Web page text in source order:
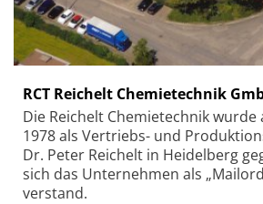
RCT Reichelt Chemietechnik
Die Reichelt Chemietechnik wurde
1978 als Vertriebs- und
Dr. Peter Reichelt in Heidelberg
sich das Unternehmen als
verstand.